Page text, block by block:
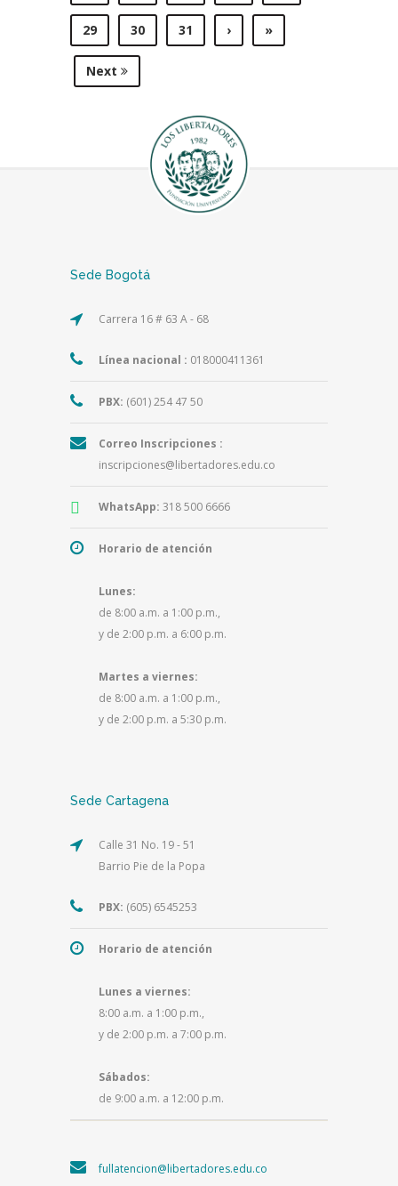
29 30 31 › »
Next
Sede Bogotá
Carrera 16 # 63 A - 68
Línea nacional : 018000411361
PBX: (601) 254 47 50
Correo Inscripciones :
inscripciones@libertadores.edu.co
WhatsApp: 318 500 6666
Horario de atención
Lunes:
de 8:00 a.m. a 1:00 p.m.,
y de 2:00 p.m. a 6:00 p.m.
Martes a viernes:
de 8:00 a.m. a 1:00 p.m.,
y de 2:00 p.m. a 5:30 p.m.
Sede Cartagena
Calle 31 No. 19 - 51
Barrio Pie de la Popa
PBX: (605) 6545253
Horario de atención
Lunes a viernes:
8:00 a.m. a 1:00 p.m.,
y de 2:00 p.m. a 7:00 p.m.
Sábados:
de 9:00 a.m. a 12:00 p.m.
fullatencion@libertadores.edu.co